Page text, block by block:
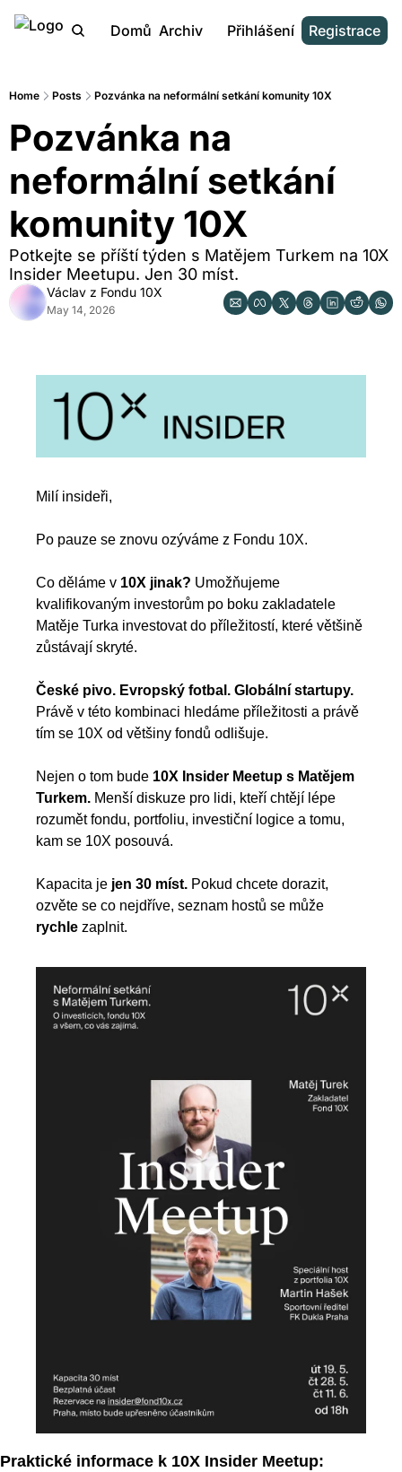
Domů Archiv Přihlášení Registrace
Home Posts Pozvánka na neformální setkání komunity 10X
Pozvánka na
neformální setkání
komunity 10X
Potkejte se příští týden s Matějem Turkem na 10X
Insider Meetupu. Jen 30 míst.
Václav z Fondu 10X
May 14, 2026
Milí insideři,
Po pauze se znovu ozýváme z Fondu 10X.
Co děláme v 10X jinak? Umožňujeme
kvalifikovaným investorům po boku zakladatele
Matěje Turka investovat do příležitostí, které většině
zůstávají skryté.
České pivo. Evropský fotbal. Globální startupy.
Právě v této kombinaci hledáme příležitosti a právě
tím se 10X od většiny fondů odlišuje.
Nejen o tom bude 10X Insider Meetup s Matějem
Turkem. Menší diskuze pro lidi, kteří chtějí lépe
rozumět fondu, portfoliu, investiční logice a tomu,
kam se 10X posouvá.
Kapacita je jen 30 míst. Pokud chcete dorazit,
rychle zaplnit.
Praktické informace k 10X Insider Meetup: